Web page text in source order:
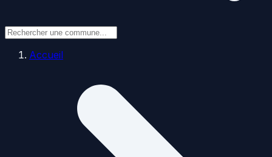
Accueil